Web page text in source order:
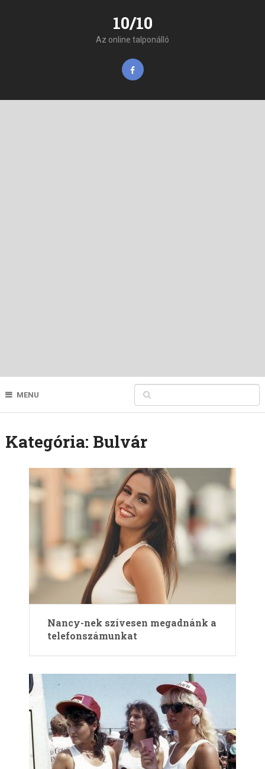
10/10
Az online talponálló
MENU
Kategória: Bulvár
Nancy-nek szívesen megadnánk a
telefonszámunkat